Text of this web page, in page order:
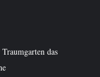
das